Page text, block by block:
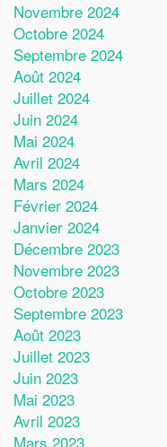
Novembre 2024
Octobre 2024
Septembre 2024
Août 2024
Juillet 2024
Juin 2024
Mai 2024
Avril 2024
Mars 2024
Février 2024
Janvier 2024
Décembre 2023
Novembre 2023
Octobre 2023
Septembre 2023
Août 2023
Juillet 2023
Juin 2023
Mai 2023
Avril 2023
Mars 2023